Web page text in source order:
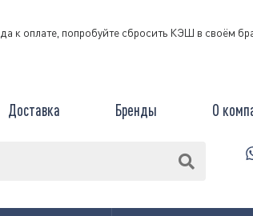
к оплате, попробуйте сбросить КЭШ в своём
Доставка Бренды О